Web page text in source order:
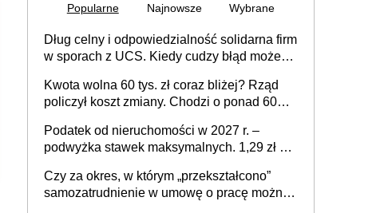
Popularne Najnowsze Wybrane
Dług celny i odpowiedzialność solidarna firm
w sporach z UCS. Kiedy cudzy błąd może
Kwota wolna 60 tys. zł coraz bliżej? Rząd
policzył koszt zmiany. Chodzi o ponad 60
Podatek od nieruchomości w 2027 r. –
podwyżka stawek maksymalnych. 1,29 zł za
budynków i lokali związanych z
prowadzeniem działalności gospodarczej
Czy za okres, w którym „przekształcono”
samozatrudnienie w umowę o pracę można